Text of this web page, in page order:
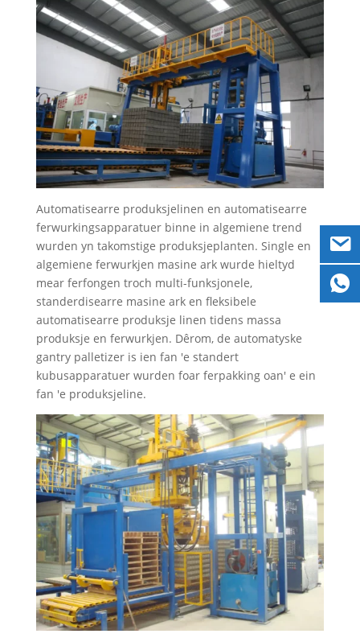
Automatisearre produksjelinen en automatisearre
ferwurkingsapparatuer binne in algemiene trend
wurden yn takomstige produksjeplanten. Single en
algemiene ferwurkjen masine ark wurde hieltyd
mear ferfongen troch multi-funksjonele,
standerdisearre masine ark en fleksibele
automatisearre produksje linen tidens massa
produksje en ferwurkjen. Dêrom, de automatyske
gantry palletizer is ien fan 'e standert
kubusapparatuer wurden foar ferpakking oan' e ein
fan 'e produksjeline.